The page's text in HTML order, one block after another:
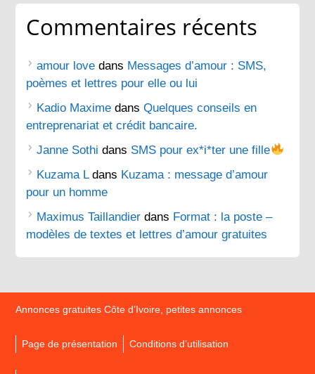
Commentaires récents
amour love dans Messages d’amour : SMS,
poèmes et lettres pour elle ou lui
Kadio Maxime dansQuelques conseils en
entreprenariat et crédit bancaire.
Janne Sothi dans SMS pour ex*i*ter une fille
Kuzama Ldans Kuzama : message d’amour
pour un homme
Maximus Taillandier dans Format : la poste –
modèles de textes et lettres d’amour gratuites
Annonces gratuites Côte d’Ivoire, petites annonces
Page de présentation Conditions d’utilisation